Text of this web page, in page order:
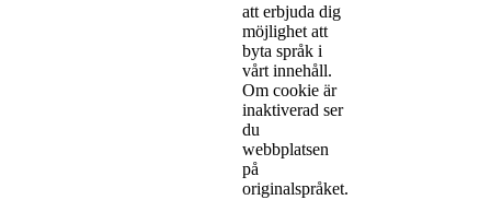
att erbjuda dig
möjlighet att
byta språk i
vårt innehåll.
Om cookie är
inaktiverad ser
du
webbplatsen
på
originalspråket.